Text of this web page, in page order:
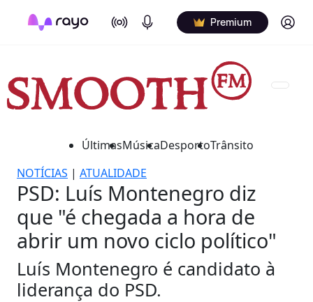
On Air Podcasts Premium Log in
ÚltimasMúsicaDesportoTrânsito
NOTÍCIAS | ATUALIDADE
PSD: Luís Montenegro diz
que "é chegada a hora de
abrir um novo ciclo político"
Luís Montenegro é candidato à
liderança do PSD.